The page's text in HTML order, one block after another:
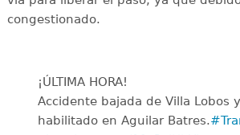
congestionado.
¡ÚLTIMA HORA!
Accidente bajada de Villa Lobos
habilitado en Aguilar Batres.